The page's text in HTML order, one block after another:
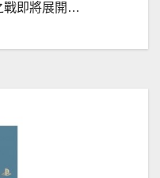
戰即將展開…